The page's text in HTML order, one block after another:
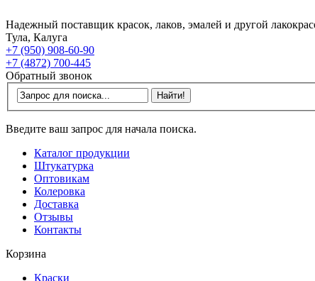
Надежный поставщик красок, лаков, эмалей и другой
Тула, Калуга
+7 (950) 908-60-90
+7 (4872) 700-445
Обратный звонок
Введите ваш запрос для начала поиска.
Каталог продукции
Штукатурка
Оптовикам
Колеровка
Доставка
Отзывы
Контакты
Корзина
Краски